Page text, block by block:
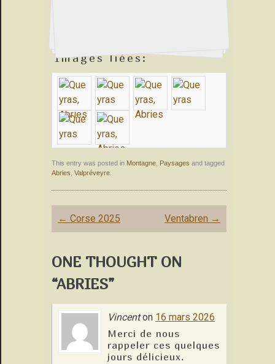
Images liées:
This entry was posted in Montagne Paysages and tagged
Abries Valpréveyre
Post
navigation
← Corse 2025 Ventabren →
ONE THOUGHT ON
“ABRIES”
Vincenton 16 mars 2026
Merci de nous
rappeler ces quelques
jours délicieux.